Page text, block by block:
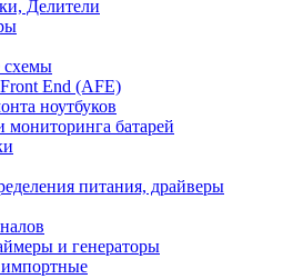
Делители
схемы
End (AFE)
ноутбуков
батарей
питания, драйверы
и генераторы